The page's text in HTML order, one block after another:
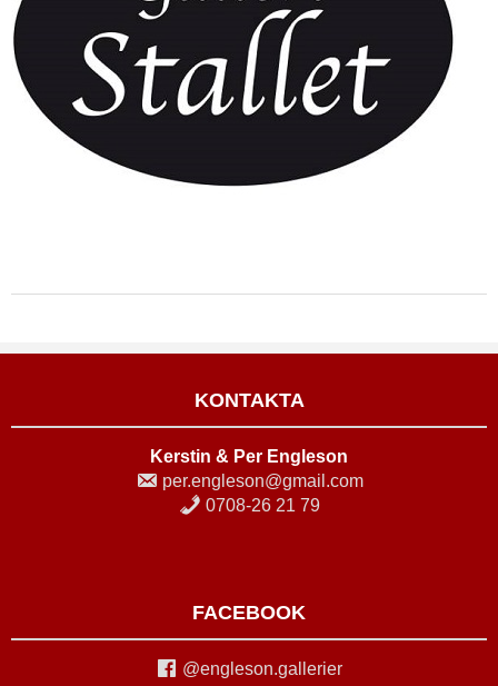
KONTAKTA
Kerstin & Per Engleson
per.engleson@gmail.com
0708-26 21 79
FACEBOOK
@engleson.gallerier